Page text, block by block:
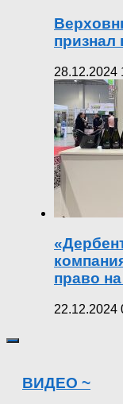
признал
28.12.2024
право
22.12.2024
ВИДЕО ~